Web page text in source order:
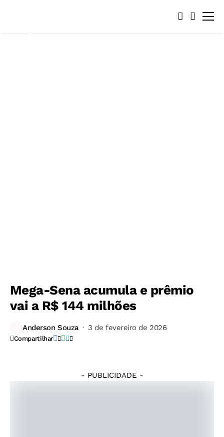
Mega-Sena acumula e prêmio
vai a R$ 144 milhões
Anderson Souza 3 de fevereiro de 2026
Compartilhar
Neddermeyer/Agência
- PUBLICIDADE -